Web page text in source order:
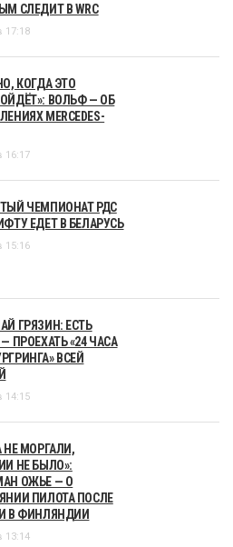
СЛЕДИТ В WRC
17:18
КОГДА ЭТО
ВОЛЬФ — ОБ
MERCEDES-
16:17
ЧЕМПИОНАТ РДС
ЕДЕТ В БЕЛАРУСЬ
15:16
ГРЯЗИН: ЕСТЬ
ПРОЕХАТЬ «24 ЧАСА
ВСЕЙ
14:15
НЕ МОРГАЛИ,
НЕ БЫЛО»:
ОЖЬЕ — О
ПИЛОТА ПОСЛЕ
В ФИНЛЯНДИИ
13:14